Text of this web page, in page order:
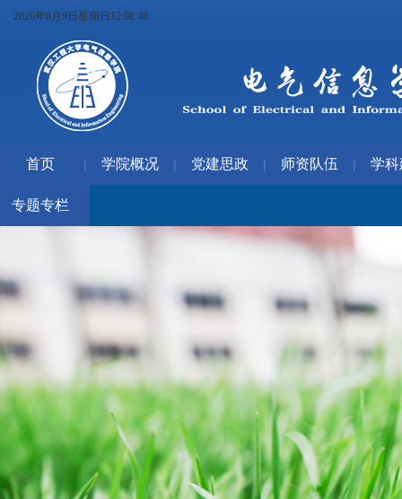
2026年8月9日星期日12:08:48
首页 | 学院概况 | 党建思政 | 师资队伍 | 学
专题专栏